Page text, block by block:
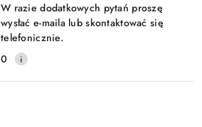
W razie dodatkowych pytań proszę
wysłać e-maila lub skontaktować się
telefonicznie.
0